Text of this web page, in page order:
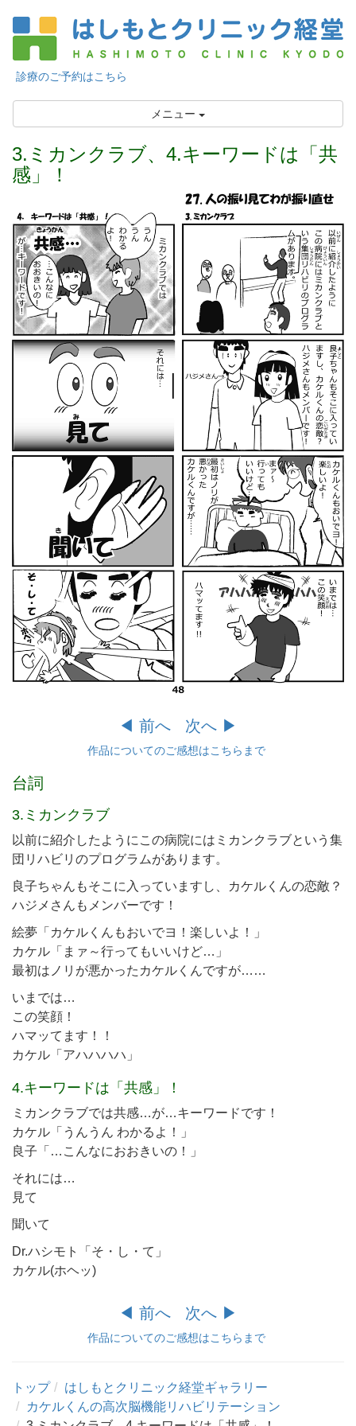
診療のご予約はこちら
メニュー
3.ミカンクラブ、4.キーワードは「共
感」！
◀︎ 前へ 次へ ▶︎
作品についてのご感想はこちらまで
台詞
3.ミカンクラブ
以前に紹介したようにこの病院にはミカンクラブという集
団リハビリのプログラムがあります。
良子ちゃんもそこに入っていますし、カケルくんの恋敵？
ハジメさんもメンバーです！
絵夢「カケルくんもおいでヨ！楽しいよ！」
カケル「まァ～行ってもいいけど…」
最初はノリが悪かったカケルくんですが……
いまでは…
この笑顔！
ハマッてます！！
カケル「アハハハハ」
4.キーワードは「共感」！
ミカンクラブでは共感…が…キーワードです！
カケル「うんうん わかるよ！」
良子「…こんなにおおきいの！」
それには…
見て
聞いて
Dr.ハシモト「そ・し・て」
カケル(ホヘッ)
◀︎ 前へ 次へ ▶︎
作品についてのご感想はこちらまで
トップ
はしもとクリニック経堂ギャラリー
カケルくんの高次脳機能リハビリテーション